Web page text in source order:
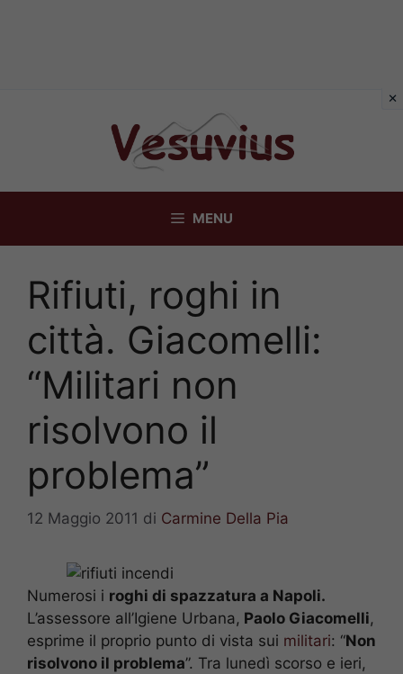
MENU
Rifiuti, roghi in
città. Giacomelli:
“Militari non
risolvono il
problema”
12 Maggio 2011 di Carmine Della Pia
Numerosi i roghi di spazzatura a Napoli.
L’assessore all’Igiene Urbana, Paolo Giacomelli,
esprime il proprio punto di vista sui militari: “Non
risolvono il problema”. Tra lunedì scorso e ieri,